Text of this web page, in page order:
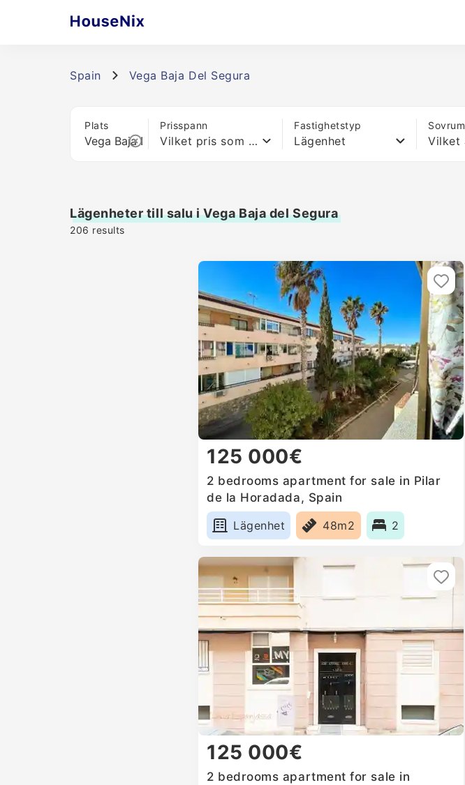
Spain Vega Baja Del Segura
Plats Prisspann
Vilket pris som helst
Fastighetstyp
Lägenhet
Sovrum
Lägenheter till salu i Vega Baja del Segura
206 results
125 000€
2 bedrooms apartment for sale in Pilar
de la Horadada, Spain
Lägenhet
48m2 2
125 000€
2 bedrooms apartment for sale in